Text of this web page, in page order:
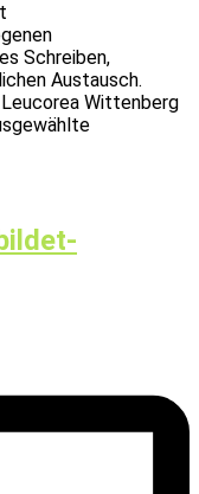
Schreiben,
Austausch.
Wittenberg